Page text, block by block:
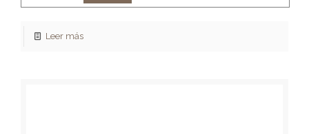
Leer más